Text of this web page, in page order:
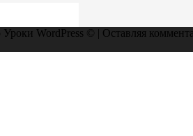
Уроки WordPress © | Оставляя